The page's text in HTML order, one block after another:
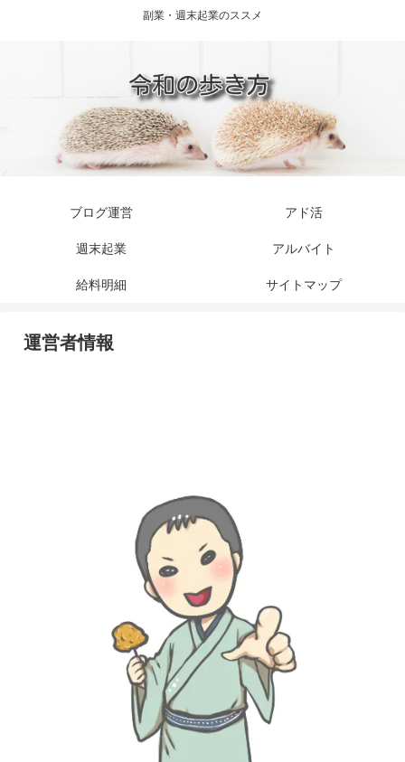
副業・週末起業のススメ
ブログ運営 アド活
週末起業 アルバイト
給料明細 サイトマップ
運営者情報